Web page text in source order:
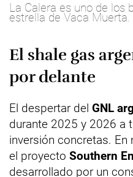
La Calera es uno de los
estrella de Vaca Muerta.
El shale gas
por delante
El despertar del GNL
durante 2025 y 2026 a
inversión concretas.
el proyecto Southern
desarrollado por un